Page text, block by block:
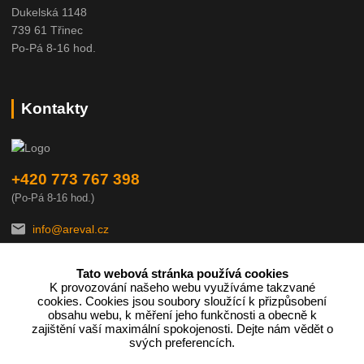
Dukelská 1148
739 61 Třinec
Po-Pá 8-16 hod.
Kontakty
+420 773 767 398
(Po-Pá 8-16 hod.)
info@areval.cz
Podle zákona o evidenci tržeb je prodávající povinen vystavit
Tato webová stránka používá cookies
K provozování našeho webu využíváme takzvané
cookies. Cookies jsou soubory sloužící k přizpůsobení
obsahu webu, k měření jeho funkčnosti a obecně k
zajištění vaší maximální spokojenosti. Dejte nám vědět o
svých preferencích.